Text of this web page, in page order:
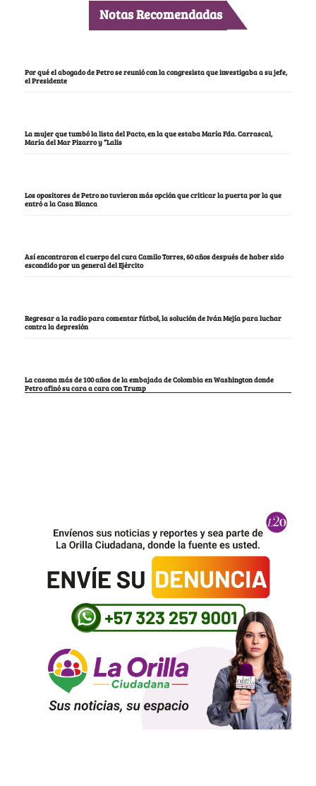
Notas Recomendadas
Por qué el abogado de Petro se reunió con la congresista que investigaba a su jefe,
el Presidente
La mujer que tumbó la lista del Pacto, en la que estaba María Fda. Carrascal,
María del Mar Pizarro y “Lalis
Los opositores de Petro no tuvieron más opción que criticar la puerta por la que
entró a la Casa Blanca
Así encontraron el cuerpo del cura Camilo Torres, 60 años después de haber sido
escondido por un general del Ejército
Regresar a la radio para comentar fútbol, la solución de Iván Mejía para luchar
contra la depresión
La casona más de 100 años de la embajada de Colombia en Washington donde
Petro afinó su cara a cara con Trump